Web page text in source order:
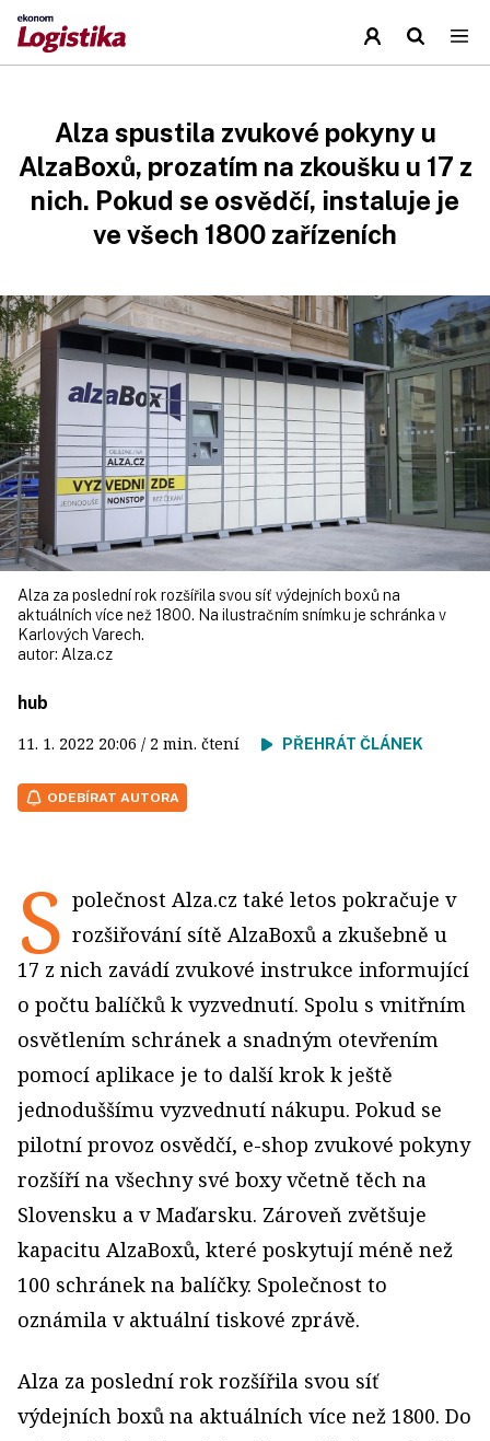
Alza spustila zvukové pokyny u
AlzaBoxů, prozatím na zkoušku u 17 z
nich. Pokud se osvědčí, instaluje je
ve všech 1800 zařízeních
Alza za poslední rok rozšířila svou síť výdejních boxů na
aktuálních více než 1800. Na ilustračním snímku je schránka v
Karlových Varech.
autor: Alza.cz
hub
11. 1. 2022 20:06 / 2 min. čtení PŘEHRÁT ČLÁNEK
ODEBÍRAT AUTORA
S polečnost Alza.cz také letos pokračuje v
rozšiřování sítě AlzaBoxů a zkušebně u
17 z nich zavádí zvukové instrukce informující
o počtu balíčků k vyzvednutí. Spolu s vnitřním
osvětlením schránek a snadným otevřením
pomocí aplikace je to další krok k ještě
jednoduššímu vyzvednutí nákupu. Pokud se
pilotní provoz osvědčí, e-shop zvukové pokyny
rozšíří na všechny své boxy včetně těch na
Slovensku a v Maďarsku. Zároveň zvětšuje
kapacitu AlzaBoxů, které poskytují méně než
100 schránek na balíčky. Společnost to
oznámila v aktuální tiskové zprávě.
Alza za poslední rok rozšířila svou síť
výdejních boxů na aktuálních více než 1800. Do